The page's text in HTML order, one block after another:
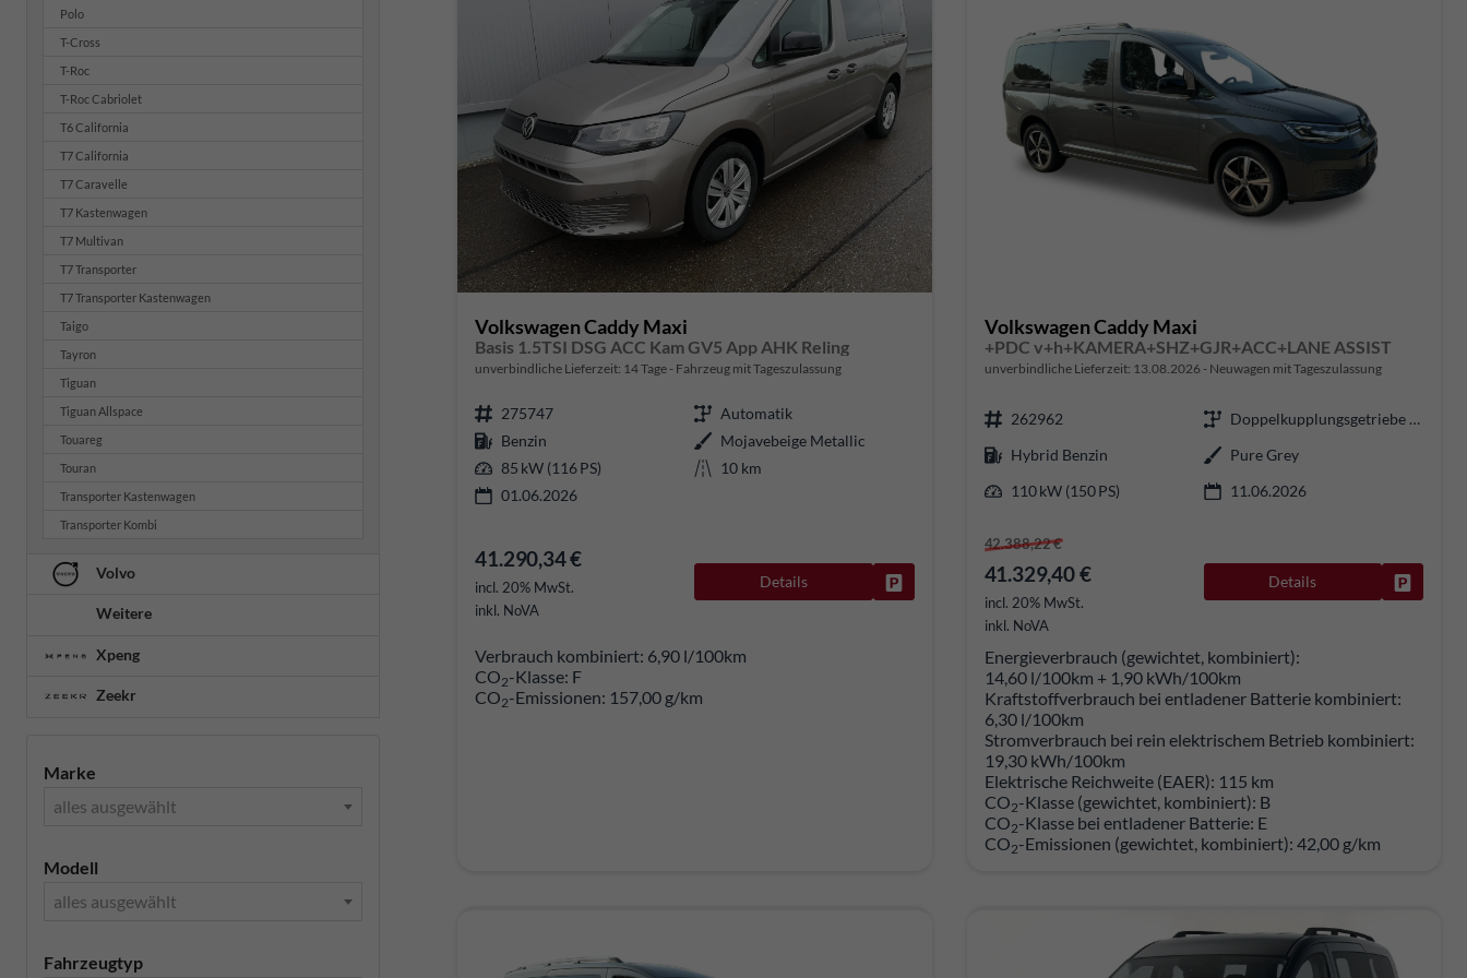
Volkswagen Caddy Maxi
Basis 1.5TSI DSG ACC Kam GV5 App AHK Reling
unverbindliche Lieferzeit: 14 Tage Fahrzeug mit Tageszulassung
275747
Automatik
Benzin
Mojavebeige Metallic
85 kW (116 PS)
10 km
01.06.2026
41.290,34 €
incl. 20% MwSt.
inkl. NoVA
Details Fahrzeug parken
Verbrauch kombiniert: 6,90 l/100km
CO2-Klasse: F
CO2-Emissionen: 157,00 g/km
Volkswagen Caddy Maxi
+PDC v+h+KAMERA+SHZ+GJR+ACC+LANE ASSIST
unverbindliche Lieferzeit: 13.08.2026 Neuwagen mit Tageszulassung
262962
Doppelkupplungsgetriebe (DSG)
Hybrid Benzin
Pure Grey
110 kW (150 PS)
11.06.2026
42.388,22 €
41.329,40 €
incl. 20% MwSt.
inkl. NoVA
Details
Energieverbrauch (gewichtet, kombiniert):
14,60 l/100km + 1,90 kWh/100km
Kraftstoffverbrauch bei entladener Batterie kombiniert:
6,30 l/100km
Stromverbrauch bei rein elektrischem Betrieb kombiniert:
19,30 kWh/100km
Elektrische Reichweite (EAER): 115 km
CO2-Klasse (gewichtet, kombiniert): B
CO2-Klasse bei entladener Batterie: E
CO2-Emissionen (gewichtet, kombiniert): 42,00 g/km
Polo
T-Cross
T-Roc
T-Roc Cabriolet
T6 California
T7 California
T7 Caravelle
T7 Kastenwagen
T7 Multivan
T7 Transporter
T7 Transporter Kastenwagen
Taigo
Tayron
Tiguan
Tiguan Allspace
Touareg
Touran
Transporter Kastenwagen
Transporter Kombi
Volvo
Weitere
Xpeng
Zeekr
Marke
alles ausgewählt
Modell
alles ausgewählt
Fahrzeugtyp